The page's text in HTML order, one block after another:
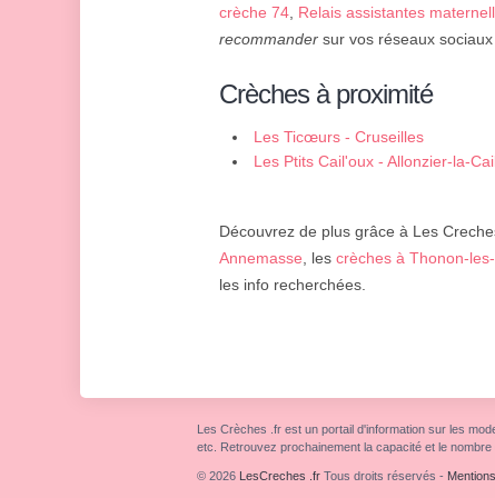
crèche 74 Relais assistantes
recommander sur vos réseaux
Crèches à proximité
Les Ticœurs - Cruseilles
Les Ptits Cail'oux - Allonzier-la-
Découvrez de plus grâce à Les
Annemasse , les crèches à Thonon-
les info recherchées.
Les Crèches .fr est un portail d'information sur les
etc. Retrouvez prochainement la capacité et le
© 2026 LesCreches .fr Tous droits réservés -